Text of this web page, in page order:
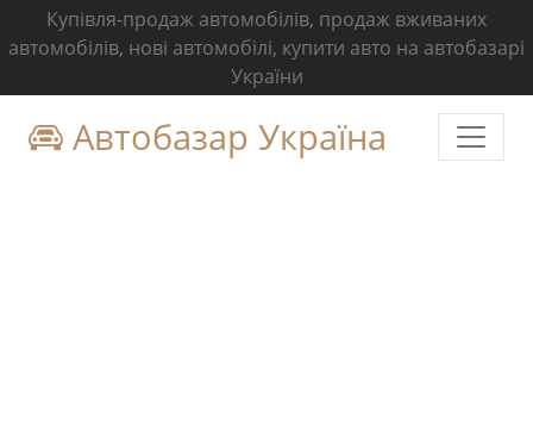
Купівля-продаж автомобілів, продаж вживаних
автомобілів, нові автомобілі, купити авто на автобазарі
України
Автобазар Україна